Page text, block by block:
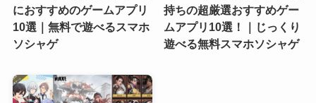
におすすめのゲームアプリ
10選｜無料で遊べるスマホ
ソシャゲ
持ちの超厳選おすすめゲー
ムアプリ10選！｜じっくり
遊べる無料スマホソシャゲ